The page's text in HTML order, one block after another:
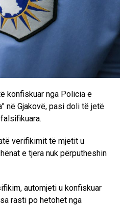
konfiskuar nga Policia e
në Gjakovë, pasi doli të jetë
verifikimit të mjetit u
e tjera nuk përputheshin
automjeti u konfiskuar
rasti po hetohet nga